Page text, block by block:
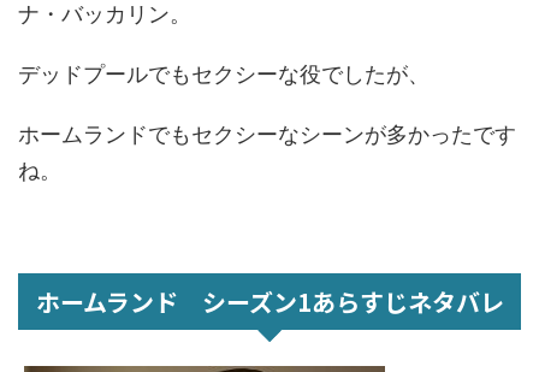
ナ・バッカリン。
デッドプールでもセクシーな役でしたが、
ホームランドでもセクシーなシーンが多かったです
ね。
ホームランド シーズン1あらすじネタバレ